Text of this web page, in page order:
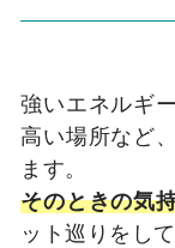
強いエネルギ
高い場所など
ます。
そのときの気
ット巡りをし